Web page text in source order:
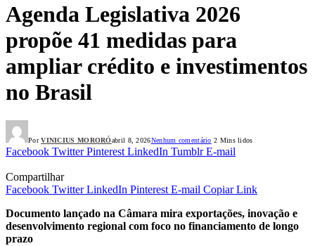
Agenda Legislativa 2026
propõe 41 medidas para
ampliar crédito e investimentos
no Brasil
Por VINICIUS MORORÓabril 8, 2026Nenhum comentário 2 Mins lidos
Facebook Twitter Pinterest LinkedIn Tumblr E-mail
Compartilhar
Facebook Twitter LinkedIn Pinterest E-mail Copiar Link
Documento lançado na Câmara mira exportações, inovação e
desenvolvimento regional com foco no financiamento de longo
prazo